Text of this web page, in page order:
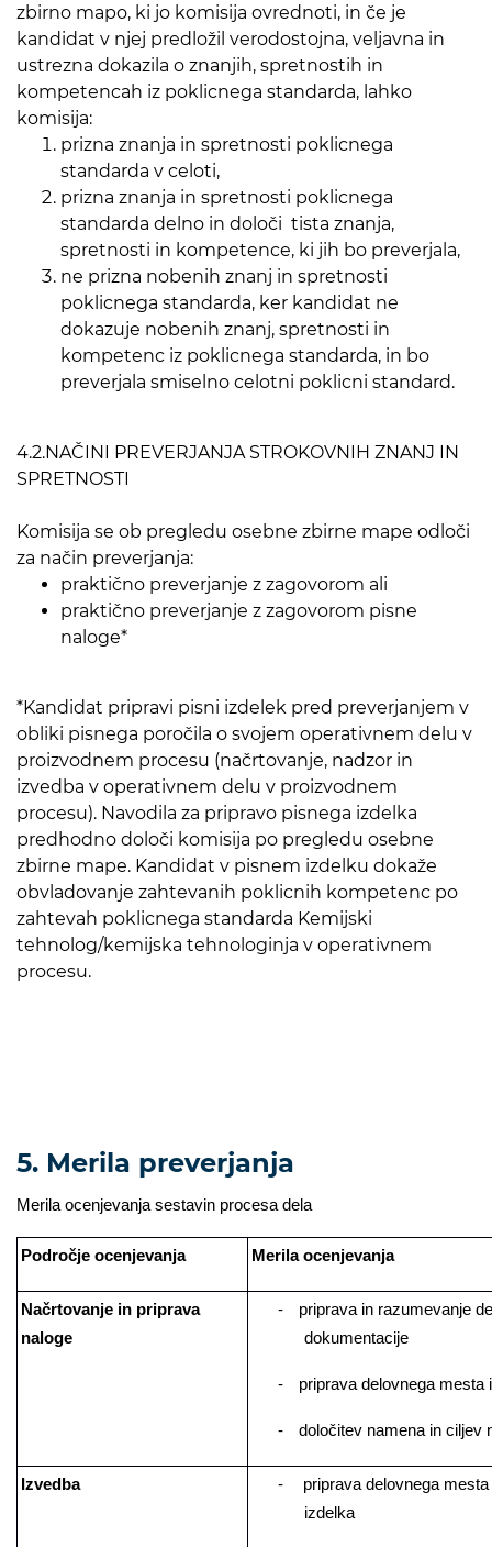
zbirno mapo, ki jo komisija ovrednoti, in če je
kandidat v njej predložil verodostojna, veljavna in
ustrezna dokazila o znanjih, spretnostih in
kompetencah iz poklicnega standarda, lahko
komisija:
prizna znanja in spretnosti poklicnega
standarda v celoti,
prizna znanja in spretnosti poklicnega
standarda delno in določi tista znanja,
spretnosti in kompetence, ki jih bo preverjala,
ne prizna nobenih znanj in spretnosti
poklicnega standarda, ker kandidat ne
dokazuje nobenih znanj, spretnosti in
kompetenc iz poklicnega standarda, in bo
preverjala smiselno celotni poklicni standard.
4.2.NAČINI PREVERJANJA STROKOVNIH ZNANJ IN
SPRETNOSTI
Komisija se ob pregledu osebne zbirne mape odloči
za način preverjanja:
praktično preverjanje z zagovorom ali
praktično preverjanje z zagovorom pisne
naloge*
*Kandidat pripravi pisni izdelek pred preverjanjem v
obliki pisnega poročila o svojem operativnem delu v
proizvodnem procesu (načrtovanje, nadzor in
izvedba v operativnem delu v proizvodnem
procesu). Navodila za pripravo pisnega izdelka
predhodno določi komisija po pregledu osebne
zbirne mape. Kandidat v pisnem izdelku dokaže
obvladovanje zahtevanih poklicnih kompetenc po
zahtevah poklicnega standarda Kemijski
tehnolog/kemijska tehnologinja v operativnem
procesu.
5. Merila preverjanja
Merila ocenjevanja sestavin procesa dela
Področje ocenjevanja Merila ocenjevanja
Načrtovanje in priprava
naloge
-
priprava in razumevanje
dokumentacije
- ­priprava delovnega mesta
- ­določitev namena in ciljev
Izvedba -
priprava delovnega
izdelka